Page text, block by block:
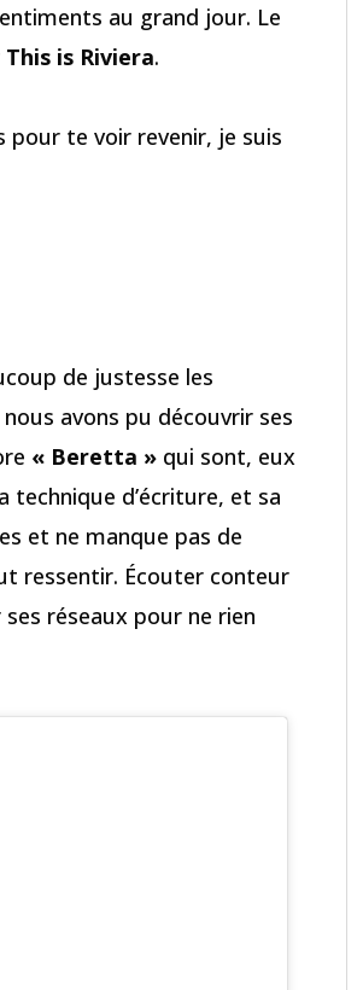
au grand jour. Le
This is Riviera.
pour te voir revenir, je suis
de justesse les
nous avons pu découvrir ses
« Beretta » qui sont, eux
technique d’écriture, et sa
et ne manque pas de
ressentir. Écouter conteur
ses réseaux pour ne rien